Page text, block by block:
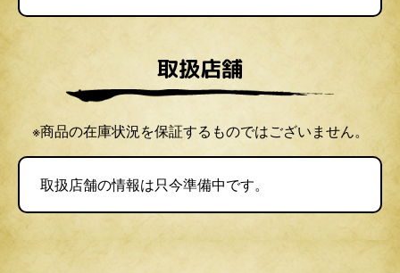
取扱店舗
※商品の在庫状況を保証するものではございません。
取扱店舗の情報は只今準備中です。